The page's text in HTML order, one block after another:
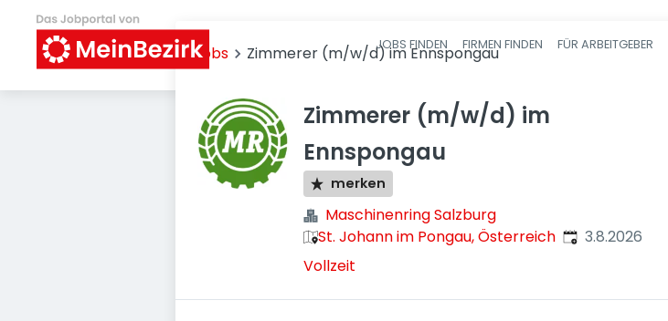
JOBS FINDEN FIRMEN FINDEN FÜR ARBEITGEBER
Jobs Zimmerer (m/w/d) im Ennspongau
Zimmerer (m/w/d) im
Ennspongau
merken
Maschinenring Salzburg
St. Johann im Pongau, Österreich Veröffentlicht
3.8.2026
Vollzeit